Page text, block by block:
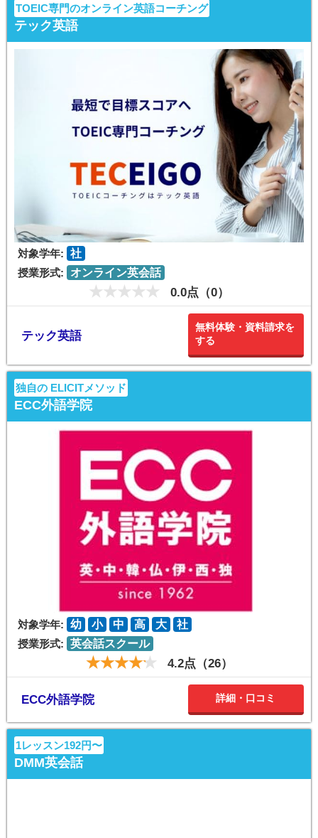
TOEIC専門のオンライン英語コーチング
テック英語
対象学年: 社
授業形式:
オンライン英会話
0.0点（0）
テック英語
無料体験・資料請求を
する
独自の ELICITメソッド
ECC外語学院
対象学年: 幼 小 中 高 大
社
授業形式: 英会話スクール
4.2点（26）
ECC外語学院 詳細・口コミ
1レッスン192円〜
DMM英会話